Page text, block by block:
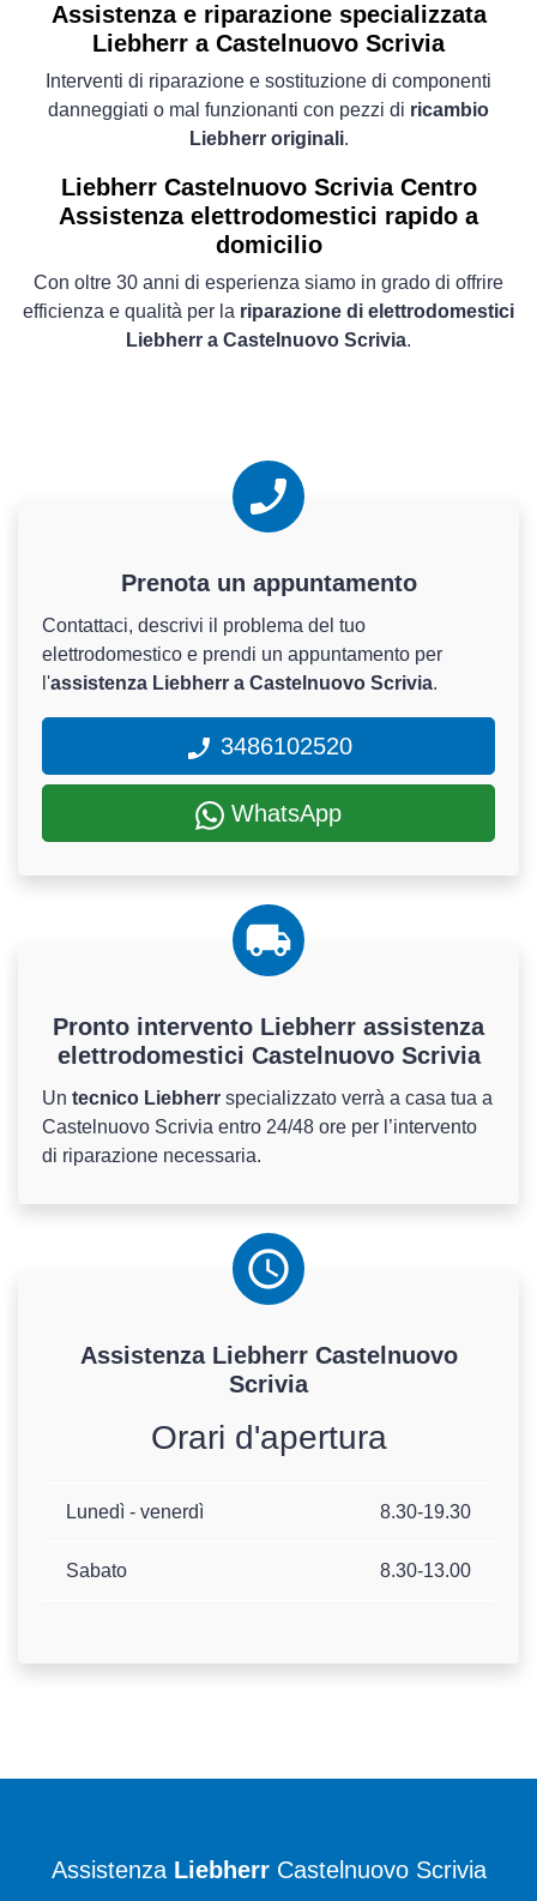
Assistenza e riparazione specializzata
Liebherr a Castelnuovo Scrivia
Interventi di riparazione e sostituzione di componenti
danneggiati o mal funzionanti con pezzi di ricambio
Liebherr originali.
Liebherr Castelnuovo Scrivia Centro
Assistenza elettrodomestici rapido a
domicilio
Con oltre 30 anni di esperienza siamo in grado di offrire
efficienza e qualità per la riparazione di elettrodomestici
Liebherr a Castelnuovo Scrivia.
Prenota un appuntamento
Contattaci, descrivi il problema del tuo
elettrodomestico e prendi un appuntamento per
l'assistenza Liebherr a Castelnuovo Scrivia.
3486102520
WhatsApp
Pronto intervento Liebherr assistenza
elettrodomestici Castelnuovo Scrivia
Un tecnico Liebherr specializzato verrà a casa tua a
Castelnuovo Scrivia entro 24/48 ore per l’intervento
di riparazione necessaria.
Assistenza LiebherrCastelnuovo
Scrivia
Orari d'apertura
Lunedì - venerdì 8.30-19.30
Sabato 8.30-13.00
Assistenza LiebherrCastelnuovo Scrivia